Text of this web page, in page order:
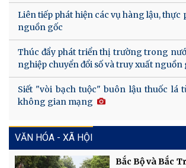
Liên tiếp phát hiện các vụ hàng lậu,
nguồn gốc
Thúc đẩy phát triển thị trường trong
nghiệp chuyển đổi số và truy xuất nguồn
Siết "vòi bạch tuộc" buôn lậu thuốc lá
không gian mạng
VĂN HÓA - XÃ HỘI
Bắc Bộ và Bắc